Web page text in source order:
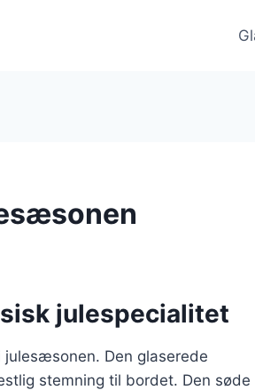
julespecialitet
Den glaserede
stemning til bordet. Den søde